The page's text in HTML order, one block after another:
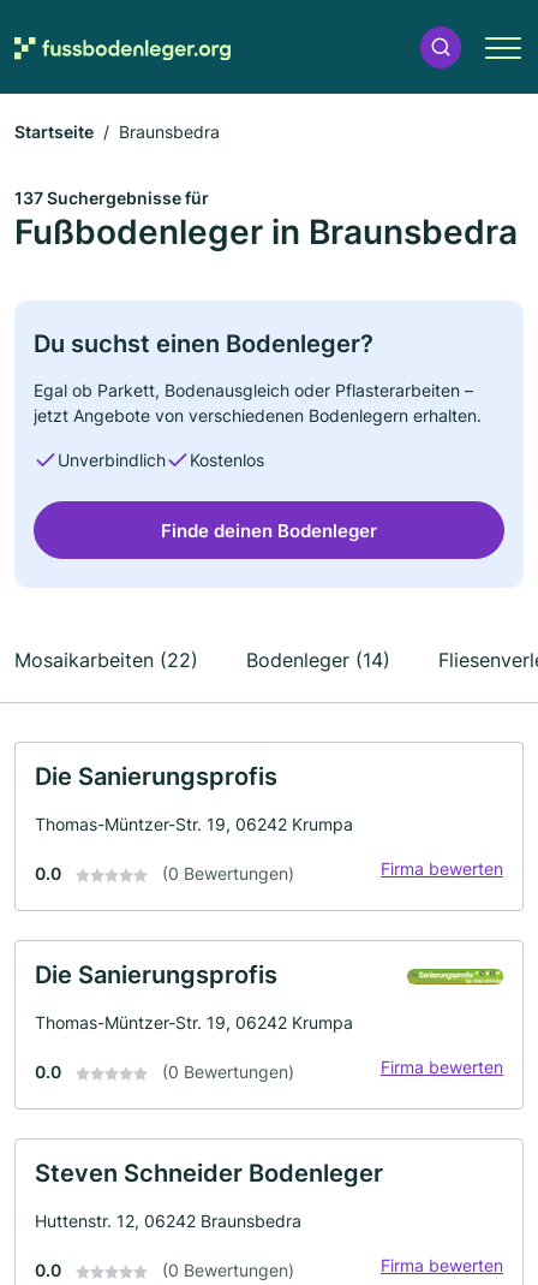
Startseite Braunsbedra
137 Suchergebnisse für
Fußbodenleger in Braunsbedra
Du suchst einen Bodenleger?
Egal ob Parkett, Bodenausgleich oder Pflasterarbeiten –
jetzt Angebote von verschiedenen Bodenlegern erhalten.
Unverbindlich Kostenlos
Finde deinen Bodenleger
Mosaikarbeiten (22) Bodenleger (14)
Die Sanierungsprofis
Thomas-Müntzer-Str. 19, 06242 Krumpa
0.0 (0 Bewertungen) Firma bewerten
Die Sanierungsprofis
Thomas-Müntzer-Str. 19, 06242 Krumpa
0.0 (0 Bewertungen) Firma bewerten
Steven Schneider Bodenleger
Huttenstr. 12, 06242 Braunsbedra
0.0 (0 Bewertungen) Firma bewerten